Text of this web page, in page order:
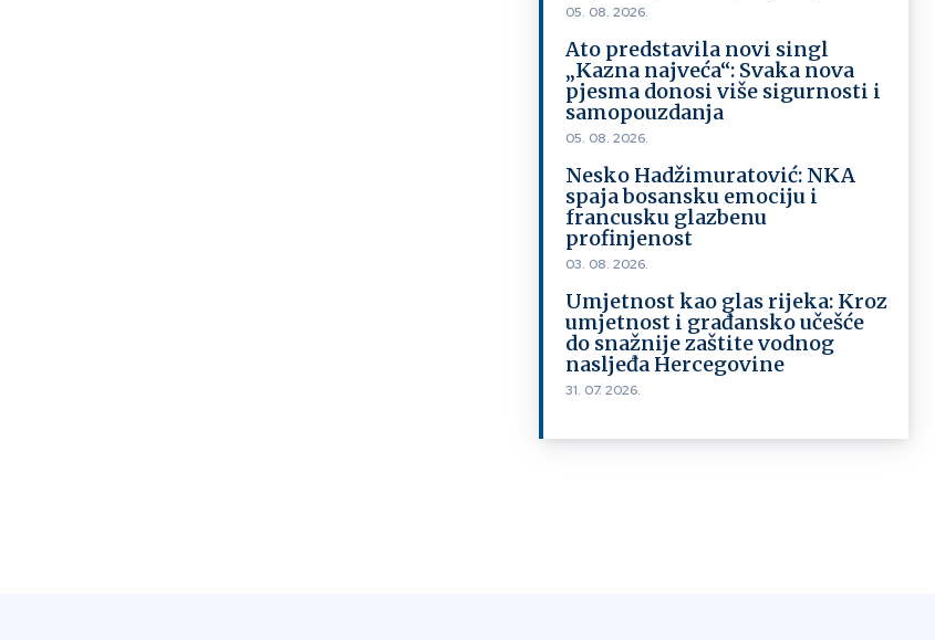
05. 08. 2026.
Ato predstavila novi singl
„Kazna najveća“: Svaka nova
pjesma donosi više sigurnosti i
samopouzdanja
05. 08. 2026.
Nesko Hadžimuratović: NKA
spaja bosansku emociju i
francusku glazbenu
profinjenost
03. 08. 2026.
Umjetnost kao glas rijeka: Kroz
umjetnost i građansko učešće
do snažnije zaštite vodnog
nasljeđa Hercegovine
31. 07. 2026.